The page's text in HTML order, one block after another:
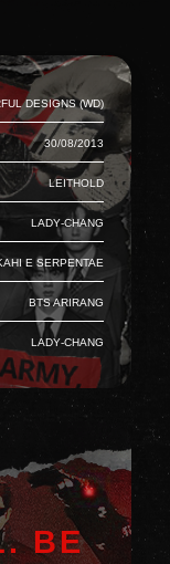
Designs (WD)
30/08/2013
Leithold
Lady-Chang
e Serpentae
BTS Arirang
Lady-Chang
BE